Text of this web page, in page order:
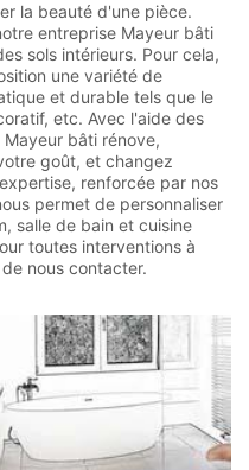
la beauté d'une pièce.
entreprise Mayeur bâti
sols intérieurs. Pour cela,
une variété de
et durable tels que le
etc. Avec l'aide des
bâti rénove,
goût, et changez
renforcée par nos
permet de personnaliser
salle de bain et cuisine
toutes interventions à
nous contacter.